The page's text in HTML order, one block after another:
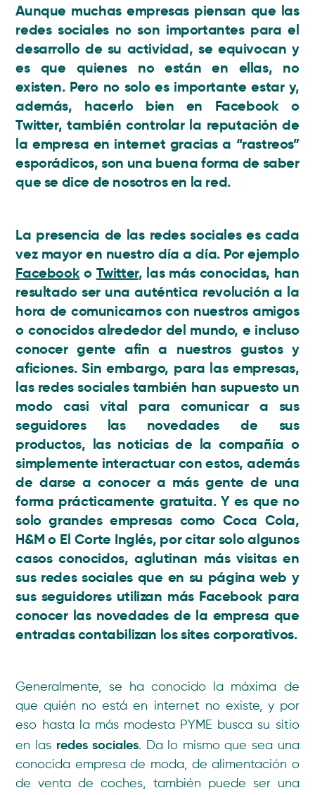
Aunque muchas empresas piensan que las
redes sociales no son importantes para el
desarrollo de su actividad, se equivocan y
es que quienes no están en ellas, no
existen. Pero no solo es importante estar y,
además, hacerlo bien en Facebook o
Twitter, también controlar la reputación de
la empresa en internet gracias a “rastreos”
esporádicos, son una buena forma de saber
que se dice de nosotros en la red.
La presencia de las redes socialeses cada
vez mayor en nuestro día a día. Por ejemplo
Facebooko Twitter, las más conocidas, han
resultado ser una auténtica revolución a la
hora de comunicarnos con nuestros amigos
o conocidos alrededor del mundo, e incluso
conocer gente afín a nuestros gustos y
aficiones. Sin embargo, para las empresas,
las redes sociales también han supuesto un
modo casi vital para comunicar a sus
seguidores las novedades de sus
productos, las noticias de la compañía o
simplemente interactuar con estos, además
de darse a conocer a más gente de una
forma prácticamente gratuita. Y es que no
solo grandes empresas como Coca Cola,
H&M o El Corte Inglés, por citar solo algunos
casos conocidos, aglutinan más visitas en
sus redes socialesque en su página web y
sus seguidores utilizan más Facebook para
conocer las novedades de la empresa que
entradas contabilizan los sites corporativos.
Generalmente, se ha conocido la máxima de
que quién no está en internet no existe, y por
eso hasta la más modesta PYME busca su sitio
en las redes sociales. Da lo mismo que sea una
conocida empresa de moda, de alimentación o
de venta de coches, también puede ser una